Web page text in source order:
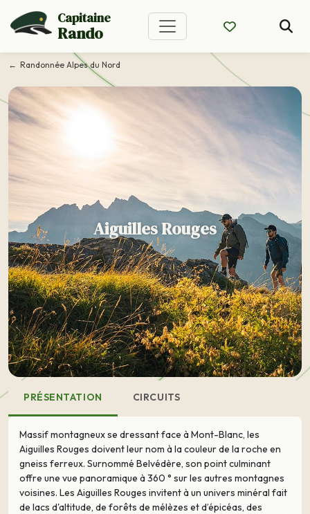
Capitaine
Rando
Randonnée Alpes du Nord
Aiguilles Rouges
PRÉSENTATION CIRCUITS
Massif montagneux se dressant face à Mont-Blanc, les
Aiguilles Rouges doivent leur nom à la couleur de la roche en
gneiss ferreux. Surnommé Belvédère, son point culminant
offre une vue panoramique à 360 ° sur les autres montagnes
voisines. Les Aiguilles Rouges invitent à un univers minéral fait
de lacs d'altitude, de forêts de mélèzes et d’épicéas, des